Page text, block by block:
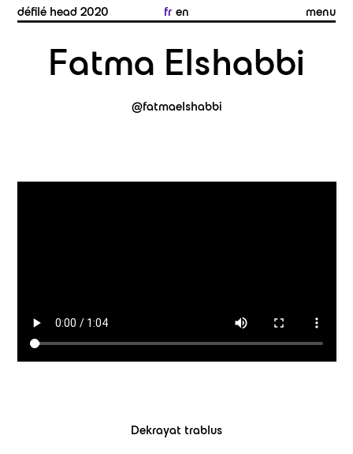
défilé head 2020 fr en menu
Fatma Elshabbi
@fatmaelshabbi
Dekrayat trablus